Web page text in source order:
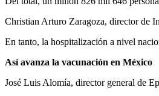
Christian Arturo Zaragoza, director de
En tanto, la hospitalización a nivel
Así avanza la vacunación en México
José Luis Alomía, director general de